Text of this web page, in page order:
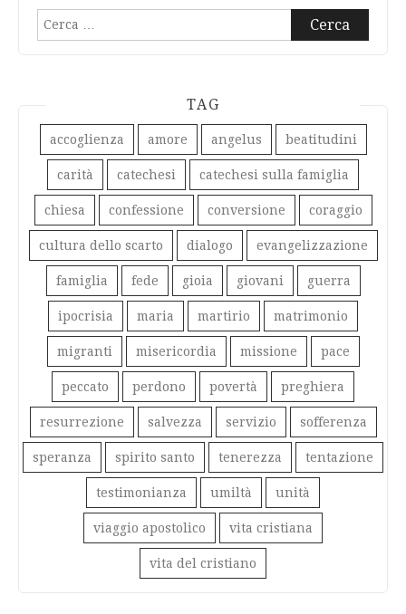
Ricerca
TAG
accoglienza amore angelus beatitudini
carità catechesi catechesi sulla famiglia
chiesa confessione conversione coraggio
cultura dello scarto dialogo evangelizzazione
famiglia fede gioia giovani guerra
ipocrisia maria martirio matrimonio
migranti misericordia missione pace
peccato perdono povertà preghiera
resurrezione salvezza servizio sofferenza
speranza spirito santo tenerezza tentazione
testimonianza umiltà unità
viaggio apostolico vita cristiana
vita del cristiano